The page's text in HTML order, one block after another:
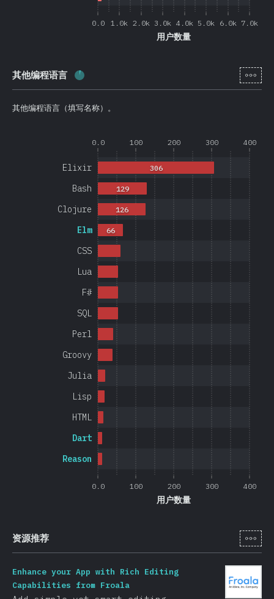
0.0 1.0k 2.0k 3.0k 4.0k 5.0k 6.0k 7.0k
用户数量
其他编程语言 完成率: [zh-
其他编程语言（填写名称）。
0.0 100 200 300 400
0.0 100 200 300 400
用户数量
Reason
Dart
HTML
Lisp
Julia
Groovy
Perl
SQL
F#
Lua
CSS
Elm
Clojure
Bash
Elixir
66
126
129
306
资源推荐 [zh-
Enhance your App with Rich Editing
Capabilities from Froala